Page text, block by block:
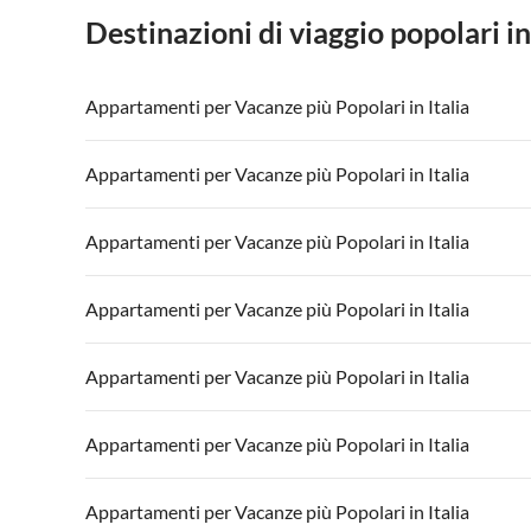
Destinazioni di viaggio popolari
Appartamenti per Vacanze più Popolari in Italia
Appartamenti per Vacanze in Italia
Appartamenti per Vacanze in Lago di Garda
Appartamenti per Vacanze più Popolari in Italia
Appartamenti per Vacanze in Italia
Appartamenti per Vacanze in Lago di Garda
Appartamenti per Vacanze più Popolari in Italia
Appartamenti per Vacanze in Italia
Appartamenti per Vacanze in Lago di Garda
Appartamenti per Vacanze più Popolari in Italia
Appartamenti per Vacanze in Italia
Appartamenti per Vacanze in Lago di Garda
Appartamenti per Vacanze più Popolari in Italia
Appartamenti per Vacanze in Italia
Appartamenti per Vacanze in Lago di Garda
Appartamenti per Vacanze più Popolari in Italia
Appartamenti per Vacanze in Italia
Appartamenti per Vacanze più Popolari in Italia